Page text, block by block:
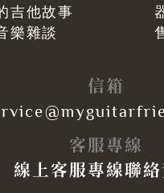
吉他故事
樂雜談
信箱
客服專線
線上客服專線聯絡